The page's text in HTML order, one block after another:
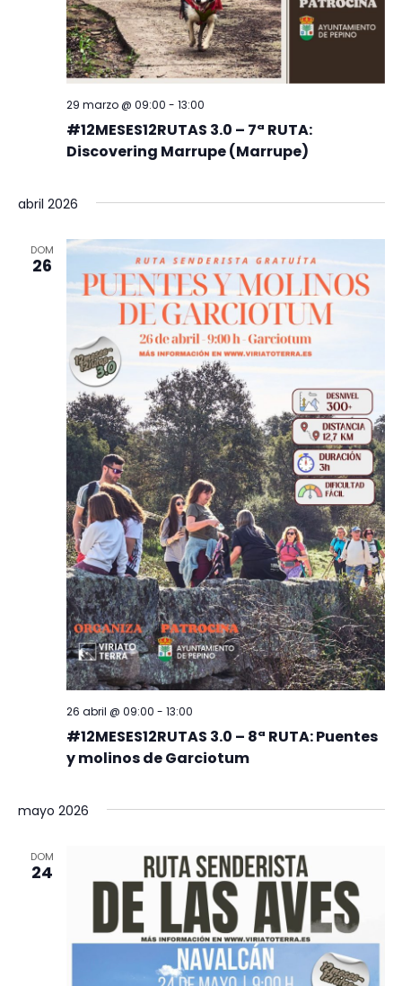
#12MESES12RUTAS 3.0 – 7ª RUTA:
Discovering Marrupe (Marrupe)
29 marzo @ 09:00 - 13:00
abril 2026
DOM
26
#12MESES12RUTAS 3.0 – 8ª RUTA: Puentes
y molinos de Garciotum
26 abril @ 09:00 - 13:00
mayo 2026
DOM
24